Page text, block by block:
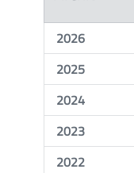
2026
2025
2024
2023
2022